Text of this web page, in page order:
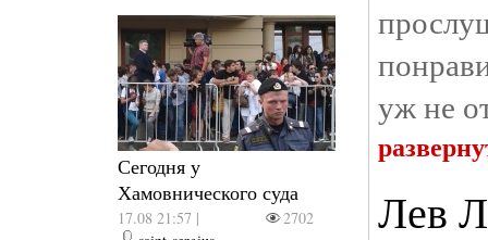
Сегодня у
Хамовнического суда
17.08 21:57 |
2702
уж не
Лев